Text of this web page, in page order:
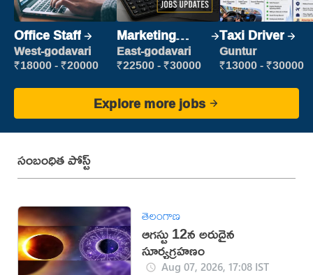
Office Staff
West-godavari
₹18000 - ₹20000
Marketing
Executive
East-godavari
₹22500 - ₹30000
Taxi Driver
Guntur
₹13000 - ₹30000
Explore more jobs
సంబంధిత పోస్ట్
తెలంగాణ
ఆగస్టు 12న అరుదైన
సూర్యగ్రహణం
Aug 07, 2026, 17:08 IST